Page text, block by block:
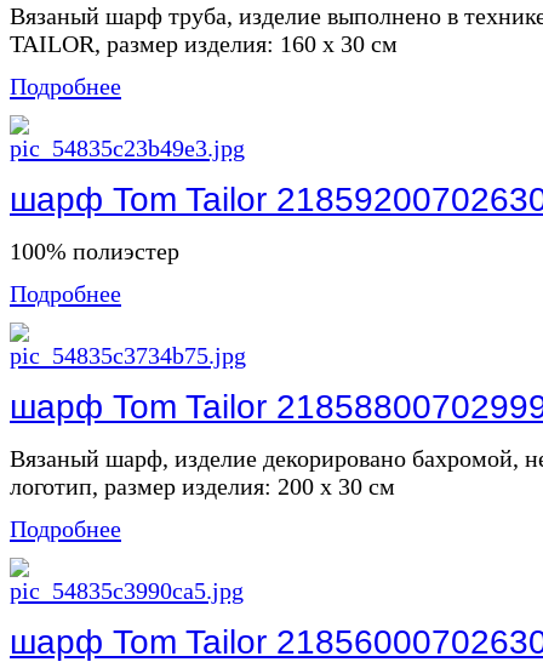
Вязаный шарф труба, изделие выполнено в
TAILOR, размер изделия: 160 х 30 см
Подробнее
шарф Tom Tailor
100% полиэстер
Подробнее
шарф Tom Tailor
Вязаный шарф, изделие декорировано бахромой,
логотип, размер изделия: 200 x 30 см
Подробнее
шарф Tom Tailor